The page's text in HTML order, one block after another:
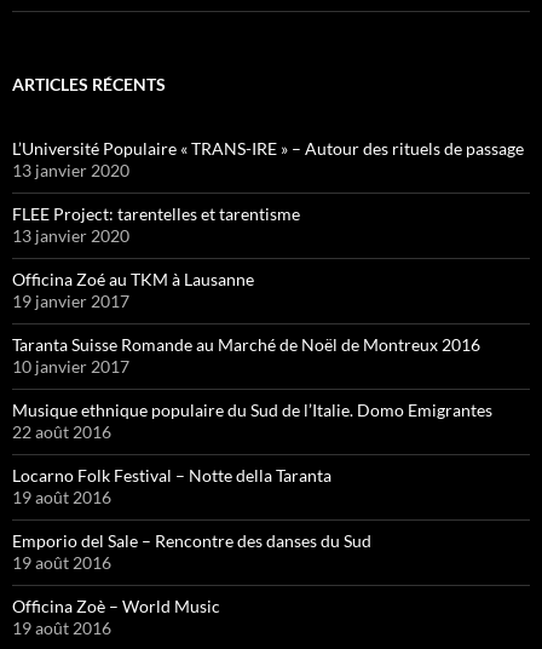
ARTICLES RÉCENTS
L’Université Populaire « TRANS-IRE » – Autour des rituels de passage
13 janvier 2020
FLEE Project: tarentelles et tarentisme
13 janvier 2020
Officina Zoé au TKM à Lausanne
19 janvier 2017
Taranta Suisse Romande au Marché de Noël de Montreux 2016
10 janvier 2017
Musique ethnique populaire du Sud de l’Italie. Domo Emigrantes
22 août 2016
Locarno Folk Festival – Notte della Taranta
19 août 2016
Emporio del Sale – Rencontre des danses du Sud
19 août 2016
Officina Zoè – World Music
19 août 2016